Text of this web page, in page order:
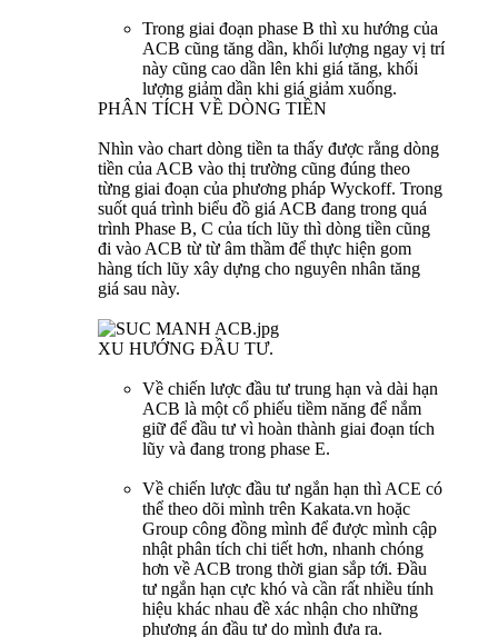
Trong giai đoạn phase B thì xu hướng của
ACB cũng tăng dần, khối lượng ngay vị trí
này cũng cao dần lên khi giá tăng, khối
lượng giảm dần khi giá giảm xuống.
PHÂN TÍCH VỀ DÒNG TIỀN
Nhìn vào chart dòng tiền ta thấy được rằng dòng
tiền của ACB vào thị trường cũng đúng theo
từng giai đoạn của phương pháp Wyckoff. Trong
suốt quá trình biểu đồ giá ACB đang trong quá
trình Phase B, C của tích lũy thì dòng tiền cũng
đi vào ACB từ từ âm thầm để thực hiện gom
hàng tích lũy xây dựng cho nguyên nhân tăng
giá sau này.
XU HƯỚNG ĐẦU TƯ.
Về chiến lược đầu tư trung hạn và dài hạn
ACB là một cổ phiếu tiềm năng để nắm
giữ để đầu tư vì hoàn thành giai đoạn tích
lũy và đang trong phase E.
Về chiến lược đầu tư ngắn hạn thì ACE có
thể theo dõi mình trên Kakata.vn hoặc
Group công đồng mình để được mình cập
nhật phân tích chi tiết hơn, nhanh chóng
hơn về ACB trong thời gian sắp tới. Đầu
tư ngắn hạn cực khó và cần rất nhiều tính
hiệu khác nhau đề xác nhận cho những
phương án đầu tư do mình đưa ra.